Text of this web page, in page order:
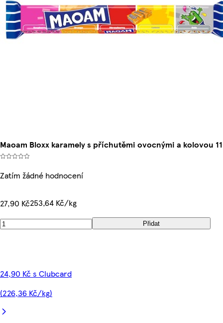
Maoam Bloxx karamely s příchutěmi ovocnými a kolovou
Zatím žádné hodnocení
27,90 Kč253,64 Kč/kg
Přidat
24,90 Kč s Clubcard
(226,36 Kč/kg)